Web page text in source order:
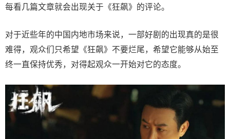
每看几篇文章就会出现关于《狂飙》的评论。
对于近些年的中国内地市场来说，一部好剧的出现真的是很
难得，观众们只希望《狂飙》不要烂尾，希望它能够从始至
终一直保持优秀，对得起观众一开始对它的态度。